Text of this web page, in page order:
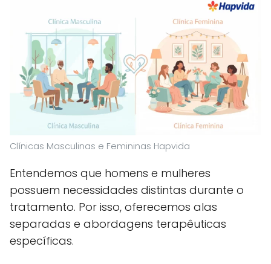
Clínicas Masculinas e Femininas Hapvida
Entendemos que homens e mulheres
possuem necessidades distintas durante o
tratamento. Por isso, oferecemos alas
separadas e abordagens terapêuticas
específicas.